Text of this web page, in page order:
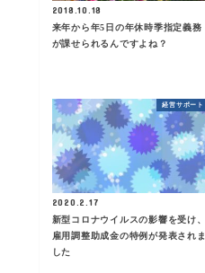
2018.10.18
来年から年5日の年休時季指定義務
が課せられるんですよね？
経営サポート
2020.2.17
新型コロナウイルスの影響を受け、
雇用調整助成金の特例が発表されま
した